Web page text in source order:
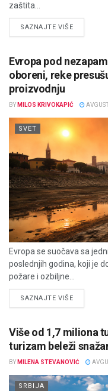
zaštita...
SAZNAJTE VIŠEDETAILS
Evropa pod
oboreni, reke
proizvodnju
BY MILOS KRIVOKAPIĆ
SVET
Evropa se suočava sa
poslednjih godina, koji je
požare i ozbiljne...
SAZNAJTE VIŠEDETAILS
Više od 1,7 miliona
turizam beleži
BY MILENA STEVANOVIĆ
SRBIJA